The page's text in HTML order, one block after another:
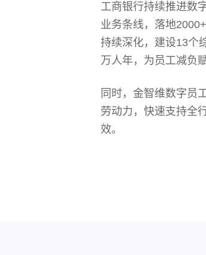
工商银行持续推进数
业务条线，落地
持续深化，建设13个
万人年，为员工减负赋
同时，金智维数字员
劳动力，快速支持全
效。